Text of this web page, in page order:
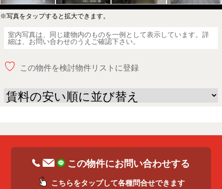
※写真をタップすると拡大できます。
室内写真は、同じ建物内のものを一例として表示しています。詳
細は、お問い合わせのうえご確認下さい。
♡ この物件を検討物件リストに登録
この物件にお問い合わせする
こちらをタップして各種問合せできます